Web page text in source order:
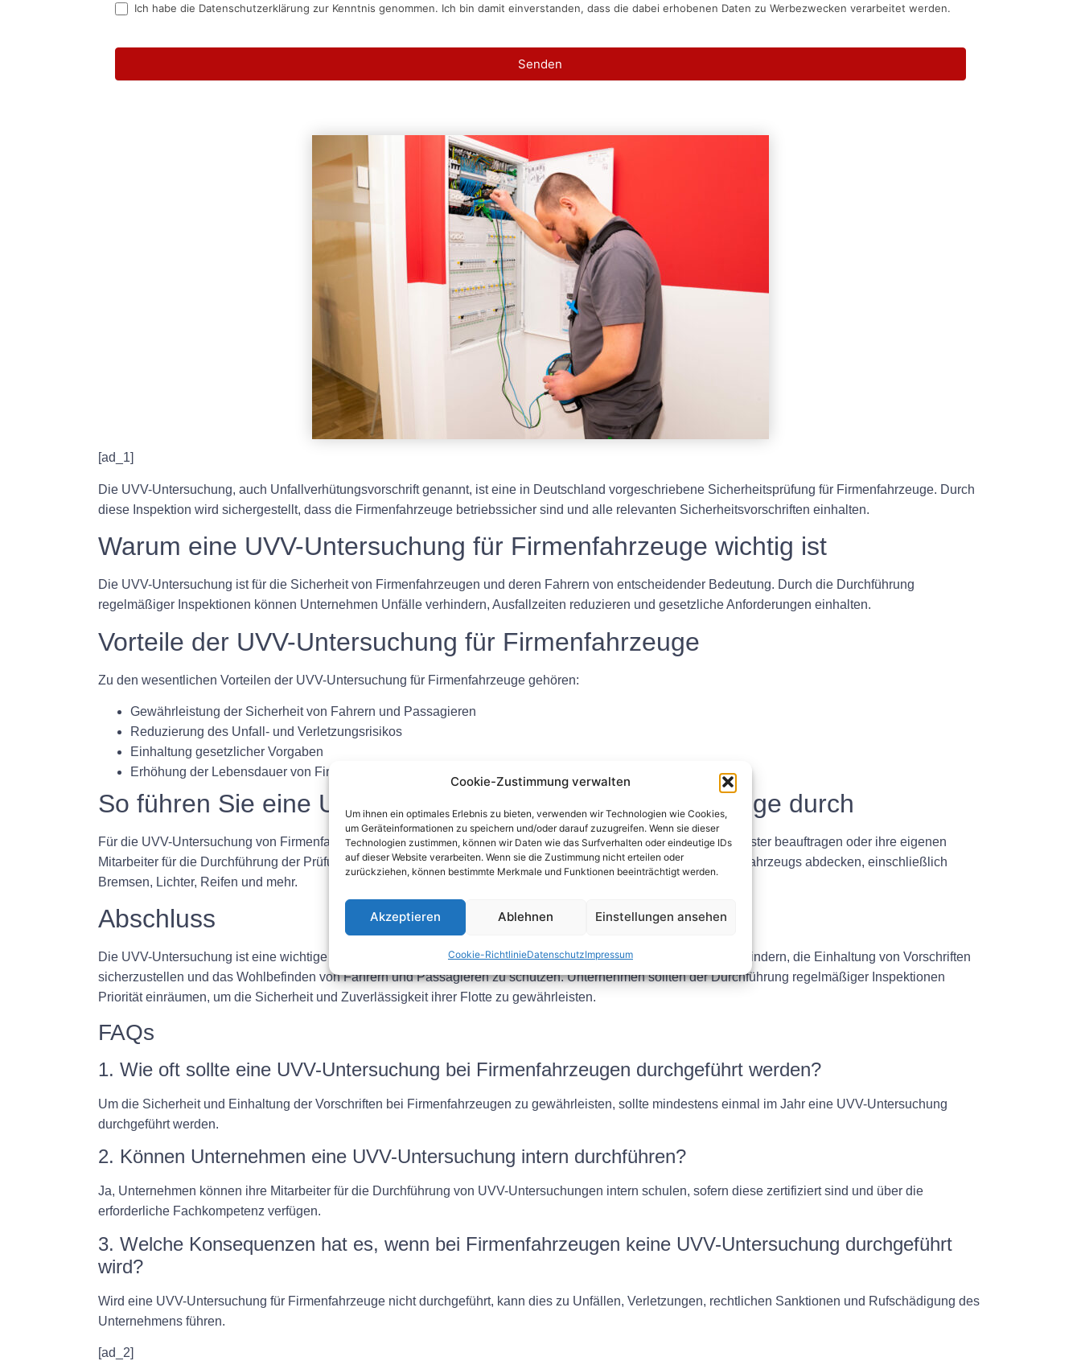
Cookie-Zustimmung verwalten
Um ihnen ein optimales Erlebnis zu bieten, verwenden wir Technologien wie Cookies,
um Geräteinformationen zu speichern und/oder darauf zuzugreifen. Wenn sie dieser
Technologien zustimmen, können wir Daten wie das Surfverhalten oder eindeutige IDs
auf dieser Website verarbeiten. Wenn sie die Zustimmung nicht erteilen oder
zurückziehen, können bestimmte Merkmale und Funktionen beeinträchtigt werden.
Akzeptieren Ablehnen Einstellungen ansehen
Cookie-RichtlinieDatenschutzImpressum
Ich habe die Datenschutzerklärung zur Kenntnis genommen. Ich bin damit einverstanden, dass die dabei erhobenen Daten zu Werbezwecken verarbeitet werden.
Senden
[ad_1]
Die UVV-Untersuchung, auch Unfallverhütungsvorschrift genannt, ist eine in Deutschland vorgeschriebene Sicherheitsprüfung für Firmenfahrzeuge. Durch
diese Inspektion wird sichergestellt, dass die Firmenfahrzeuge betriebssicher sind und alle relevanten Sicherheitsvorschriften einhalten.
Warum eine UVV-Untersuchung für Firmenfahrzeuge wichtig ist
Die UVV-Untersuchung ist für die Sicherheit von Firmenfahrzeugen und deren Fahrern von entscheidender Bedeutung. Durch die Durchführung
regelmäßiger Inspektionen können Unternehmen Unfälle verhindern, Ausfallzeiten reduzieren und gesetzliche Anforderungen einhalten.
Vorteile der UVV-Untersuchung für Firmenfahrzeuge
Zu den wesentlichen Vorteilen der UVV-Untersuchung für Firmenfahrzeuge gehören:
Gewährleistung der Sicherheit von Fahrern und Passagieren
Reduzierung des Unfall- und Verletzungsrisikos
Einhaltung gesetzlicher Vorgaben
Erhöhung der Lebensdauer von Firmenfahrzeugen
So führen Sie eine UVV-Untersuchung für Firmenfahrzeuge durch
Für die UVV-Untersuchung von Firmenfahrzeugen können Unternehmen entweder einen zertifizierten Prüfdienstleister beauftragen oder ihre eigenen
Mitarbeiter für die Durchführung der Prüfung schulen. Die Inspektion sollte alle wichtigen Sicherheitsaspekte des Fahrzeugs abdecken, einschließlich
Bremsen, Lichter, Reifen und mehr.
Abschluss
Die UVV-Untersuchung ist eine wichtige Sicherheitsprüfung für Firmenfahrzeuge, die dazu beiträgt, Unfälle zu verhindern, die Einhaltung von Vorschriften
sicherzustellen und das Wohlbefinden von Fahrern und Passagieren zu schützen. Unternehmen sollten der Durchführung regelmäßiger Inspektionen
Priorität einräumen, um die Sicherheit und Zuverlässigkeit ihrer Flotte zu gewährleisten.
FAQs
1. Wie oft sollte eine UVV-Untersuchung bei Firmenfahrzeugen durchgeführt werden?
Um die Sicherheit und Einhaltung der Vorschriften bei Firmenfahrzeugen zu gewährleisten, sollte mindestens einmal im Jahr eine UVV-Untersuchung
durchgeführt werden.
2. Können Unternehmen eine UVV-Untersuchung intern durchführen?
Ja, Unternehmen können ihre Mitarbeiter für die Durchführung von UVV-Untersuchungen intern schulen, sofern diese zertifiziert sind und über die
erforderliche Fachkompetenz verfügen.
3. Welche Konsequenzen hat es, wenn bei Firmenfahrzeugen keine UVV-Untersuchung durchgeführt
wird?
Wird eine UVV-Untersuchung für Firmenfahrzeuge nicht durchgeführt, kann dies zu Unfällen, Verletzungen, rechtlichen Sanktionen und Rufschädigung des
Unternehmens führen.
[ad_2]